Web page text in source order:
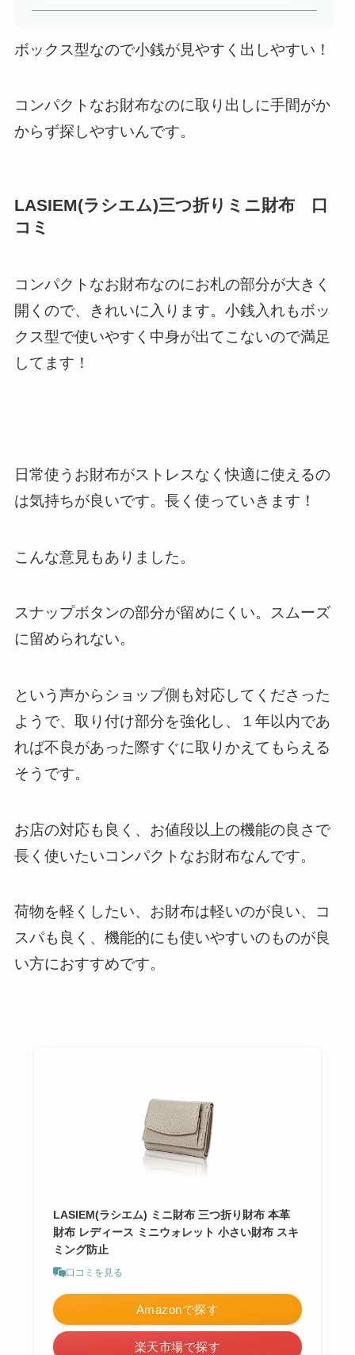
ボックス型なので小銭が見やすく出しやすい！
コンパクトなお財布なのに取り出しに手間がか
からず探しやすいんです。
LASIEM(ラシエム)三つ折りミニ財布 口
コミ
コンパクトなお財布なのにお札の部分が大きく
開くので、きれいに入ります。小銭入れもボッ
クス型で使いやすく中身が出てこないので満足
してます！
日常使うお財布がストレスなく快適に使えるの
は気持ちが良いです。長く使っていきます！
こんな意見もありました。
スナップボタンの部分が留めにくい。スムーズ
に留められない。
という声からショップ側も対応してくださった
ようで、取り付け部分を強化し、
１年以内であ
れば不良があった際すぐに取りかえてもらえる
そうです。
お店の対応も良く、 お値段以上の機能の良さ で
長く使いたいコンパクトなお財布なんです。
荷物を軽くしたい、お財布は軽いのが良い、コ
スパも良く、機能的にも使いやすいのものが良
い方におすすめです。
LASIEM(ラシエム) ミニ財布 三つ折り財布 本革
財布 レディース ミニウォレット 小さい財布 スキ
ミング防止
口コミを見る
Amazonで探す
楽天市場で探す